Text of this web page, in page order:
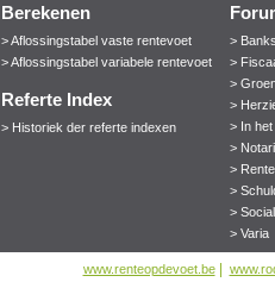
Berekenen
> Aflossingstabel vaste rentevoet
> Aflossingstabel variabele rentevoet
Referte Index
> Historiek der referte indexen
>
>
>
>
> In
>
>
>
>
> Varia
www.renteopdevoet.be|